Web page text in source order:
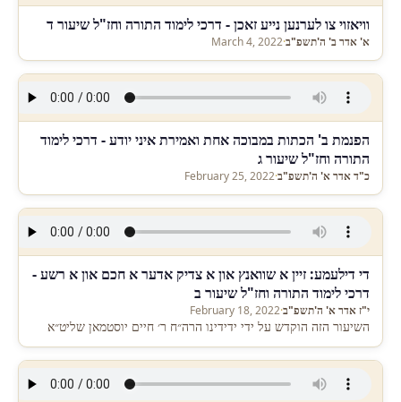
וויאזוי צו לערנען נייע זאכן - דרכי לימוד התורה וחז"ל שיעור ד
א' אדר ב' ה'תשפ"ב·
March 4, 2022
הפנמת ב' הכתות במבוכה אחת ואמירת איני יודע - דרכי לימוד
התורה וחז"ל שיעור ג
כ"ד אדר א' ה'תשפ"ב·
February 25, 2022
די דילעמע: זיין א שוואנץ און א צדיק אדער א חכם און א רשע -
דרכי לימוד התורה וחז"ל שיעור ב
י"ז אדר א' ה'תשפ"ב·
February 18, 2022
השיעור הזה הוקדש על ידי ידידינו הרה״ח ר׳ חיים יוסטמאן שליט״א